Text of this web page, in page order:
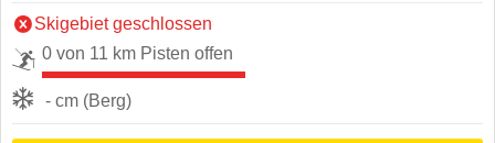
Skigebiet geschlossen
0 von 11 km Pisten offen
- cm (Berg)